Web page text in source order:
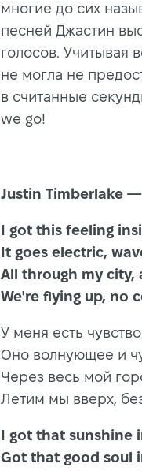
многие до сих
песней Джастин
голосов. Учитывая
не могла не
в считанные
we go!
Justin Timberlake
I got this
It goes
All through
We're flying up,
У меня есть
Оно волнующее и
Через весь мой
Летим мы вверх,
I got that
Got that